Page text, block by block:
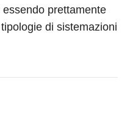
prettamente
di sistemazioni